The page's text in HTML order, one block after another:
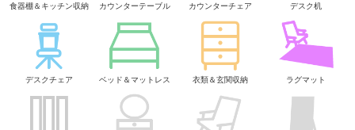
食器棚＆キッチン収納 カウンターテーブル カウンターチェア デスク机
デスクチェア ベッド＆マットレス 衣類＆玄関収納 ラグマット